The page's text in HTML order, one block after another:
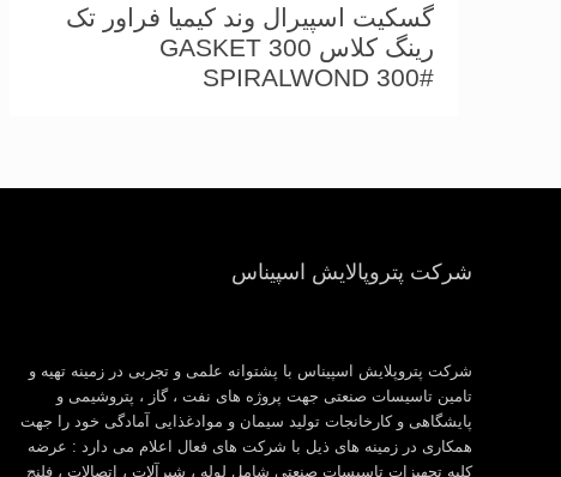
گسکیت اسپیرال وند كیمیا فراور تک
رینگ كلاس 300 GASKET
SPIRALWOND 300#
شرکت پتروپالایش اسپیناس
شرکت پتروپلایش اسپیناس با پشتوانه علمی و تجربی در زمینه تهیه و
تامین تاسیسات صنعتی جهت پروژه های نفت ، گاز ، پتروشیمی و
پایشگاهی و کارخانجات تولید سیمان و موادغذایی آمادگی خود را جهت
همکاری در زمینه های ذیل با شرکت های فعال اعلام می دارد : عرضه
کلیه تجهیزات تاسیسات صنعتی شامل لوله ، شیرآلات ، اتصالات ، فلنج